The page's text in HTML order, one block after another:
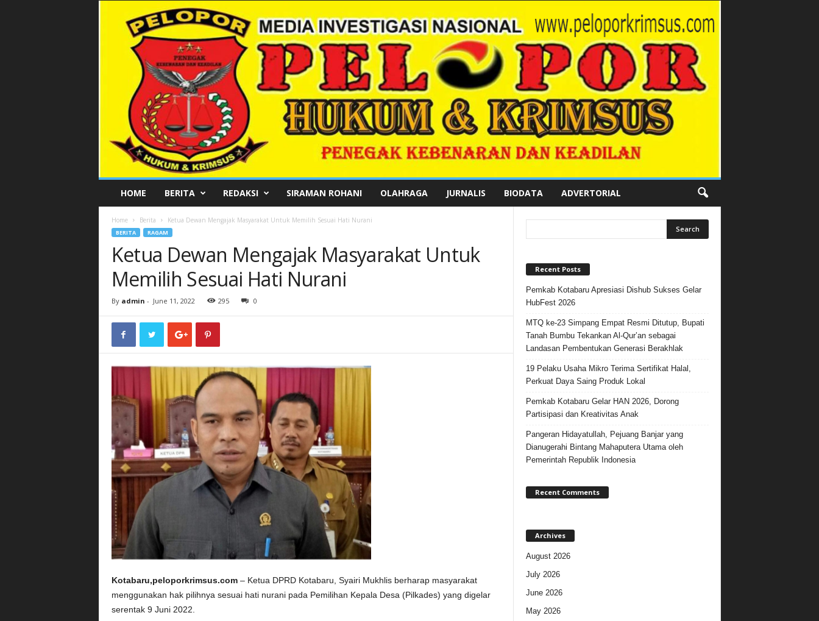
L
HOME BERITA REDAKSI SIRAMAN ROHANI OLAHRAGA JURNALIS BIODATA ADVERTORIAL
Home Berita Ketua Dewan Mengajak Masyarakat Untuk Memilih Sesuai Hati Nurani
BERITA RAGAM
Ketua Dewan Mengajak Masyarakat Untuk
Memilih Sesuai Hati Nurani
By admin - June 11, 2022 295 0
Kotabaru,peloporkrimsus.com– Ketua DPRD Kotabaru, Syairi Mukhlis berharap masyarakat
menggunakan hak pilihnya sesuai hati nurani pada Pemilihan Kepala Desa (Pilkades) yang digelar
serentak 9 Juni 2022.
Recent Posts
Pemkab Kotabaru Apresiasi Dishub Sukses Gelar
HubFest 2026
MTQ ke-23 Simpang Empat Resmi Ditutup, Bupati
Tanah Bumbu Tekankan Al-Qur’an sebagai
Landasan Pembentukan Generasi Berakhlak
19 Pelaku Usaha Mikro Terima Sertifikat Halal,
Perkuat Daya Saing Produk Lokal
Pemkab Kotabaru Gelar HAN 2026, Dorong
Partisipasi dan Kreativitas Anak
Pangeran Hidayatullah, Pejuang Banjar yang
Dianugerahi Bintang Mahaputera Utama oleh
Pemerintah Republik Indonesia
Recent Comments
Archives
August 2026
July 2026
June 2026
May 2026